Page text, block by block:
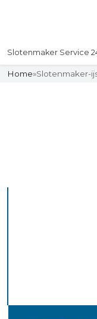
Slotenmaker Service
Home»Slotenmaker-